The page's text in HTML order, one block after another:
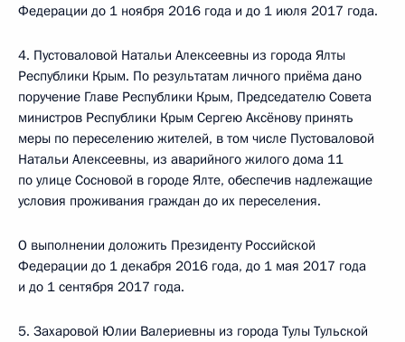
Федерации до 1 ноября 2016 года и до 1 июля 2017 года.
4. Пустоваловой Натальи Алексеевны из города Ялты
Республики Крым. По результатам личного приёма дано
поручение Главе Республики Крым, Председателю Совета
министров Республики Крым Сергею Аксёнову принять
меры по переселению жителей, в том числе Пустоваловой
Натальи Алексеевны, из аварийного жилого дома 11
по улице Сосновой в городе Ялте, обеспечив надлежащие
условия проживания граждан до их переселения.
О выполнении доложить Президенту Российской
Федерации до 1 декабря 2016 года, до 1 мая 2017 года
и до 1 сентября 2017 года.
5. Захаровой Юлии Валериевны из города Тулы Тульской